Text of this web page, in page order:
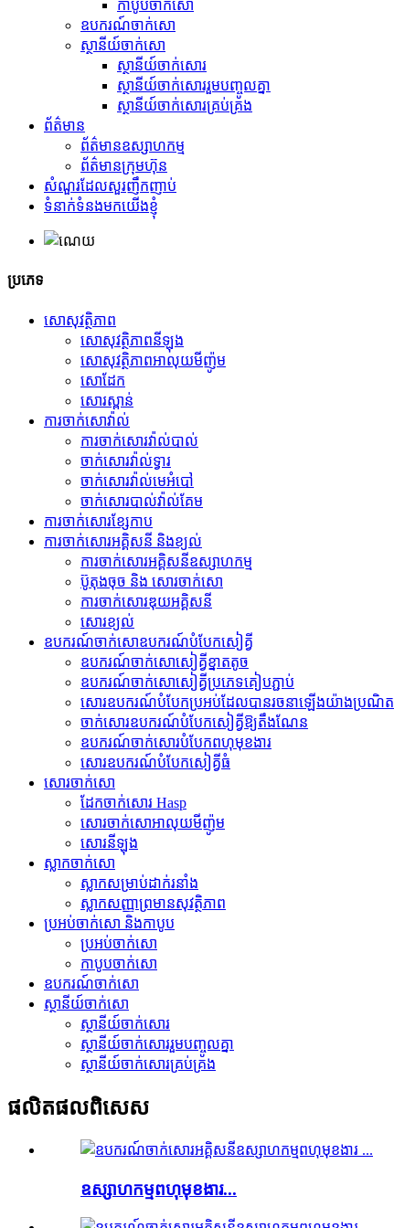
កាបូបចាក់សោ
ឧបករណ៍ចាក់សោ
ស្ថានីយ៍ចាក់សោ
ស្ថានីយ៍ចាក់សោរ
ស្ថានីយ៍ចាក់សោររួមបញ្ចូលគ្នា
ស្ថានីយ៍ចាក់សោរគ្រប់គ្រង
ព័ត៌មាន
ព័ត៌មានឧស្សាហកម្ម
ព័ត៌មានក្រុមហ៊ុន
សំណួរដែលសួរញឹកញាប់
ទំនាក់ទំនងមកយើងខ្ញុំ
ប្រភេទ
សោសុវត្ថិភាព
សោសុវត្ថិភាពនីឡុង
សោសុវត្ថិភាពអាលុយមីញ៉ូម
សោដែក
សោរស្ពាន់
ការចាក់សោវ៉ាល់
ការចាក់សោរវ៉ាល់បាល់
ចាក់សោរវ៉ាល់ទ្វារ
ចាក់សោរវ៉ាល់មេអំបៅ
ចាក់សោរបាល់វ៉ាល់គែម
ការចាក់សោរខ្សែកាប
ការចាក់សោរអគ្គិសនី និងខ្យល់
ការចាក់សោរអគ្គិសនីឧស្សាហកម្ម
ប៊ូតុងចុច និង សោរចាក់សោ
ការចាក់សោរឌុយអគ្គិសនី
សោរ​ខ្យល់
ឧបករណ៍​ចាក់សោ​ឧបករណ៍​បំបែក​សៀគ្វី
ឧបករណ៍​ចាក់សោ​សៀគ្វី​ខ្នាតតូច
ឧបករណ៍​ចាក់សោ​សៀគ្វី​ប្រភេទ​គៀប​ភ្ជាប់
សោរ​ឧបករណ៍​បំបែក​ប្រអប់​ដែល​បាន​រចនា​ឡើង​យ៉ាង​ប្រណិត
ចាក់សោរឧបករណ៍បំបែកសៀគ្វីឱ្យតឹងណែន
ឧបករណ៍ចាក់សោរបំបែកពហុមុខងារ
សោរ​ឧបករណ៍​បំបែក​សៀគ្វី​ធំ
សោរចាក់សោ
ដែកចាក់សោរ Hasp
សោរចាក់សោអាលុយមីញ៉ូម
សោរ​នីឡុង
ស្លាកចាក់សោ
ស្លាក​សម្រាប់​ដាក់​រនាំង
ស្លាកសញ្ញាព្រមានសុវត្ថិភាព
ប្រអប់ចាក់សោ និងកាបូប
ប្រអប់ចាក់សោ
កាបូបចាក់សោ
ឧបករណ៍ចាក់សោ
ស្ថានីយ៍ចាក់សោ
ស្ថានីយ៍ចាក់សោរ
ស្ថានីយ៍ចាក់សោររួមបញ្ចូលគ្នា
ស្ថានីយ៍ចាក់សោរគ្រប់គ្រង
ផលិតផល​ពិសេស
ឧស្សាហកម្មពហុមុខងារ...